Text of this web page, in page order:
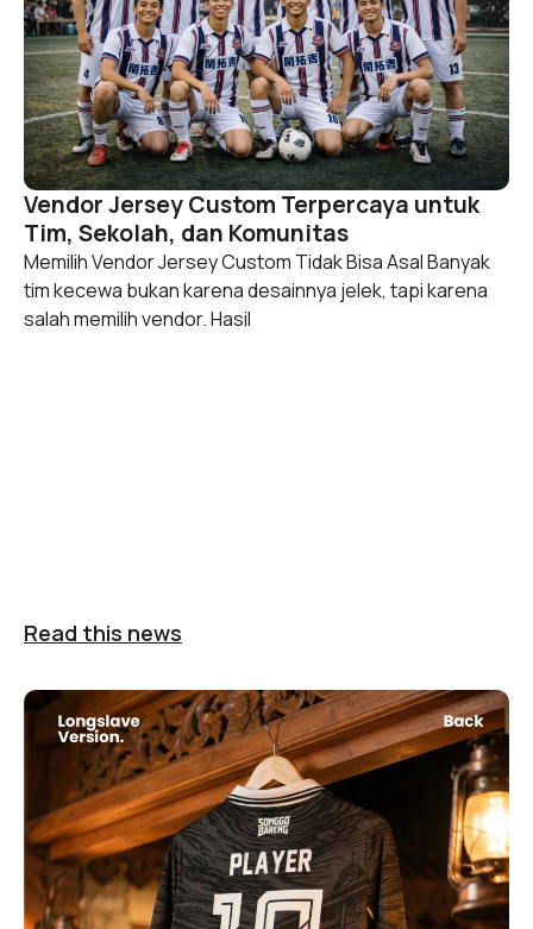
Vendor Jersey Custom Terpercaya untuk
Tim, Sekolah, dan Komunitas
Memilih Vendor Jersey Custom Tidak Bisa Asal Banyak
tim kecewa bukan karena desainnya jelek, tapi karena
salah memilih vendor. Hasil
Read this news